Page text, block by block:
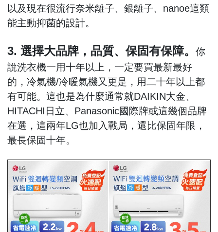
以及現在很流行奈米離子、銀離子、nanoe這類
能主動抑菌的設計。
3. 選擇大品牌，品質、保固有保障。
你
說洗衣機一用十年以上，一定要買最新最好
的，冷氣機/冷暖氣機又更是，用二十年以上都
有可能。這也是為什麼通常就DAIKIN大金、
HITACHI日立、Panasonic國際牌或這幾個品牌
在選，這兩年LG也加入戰局，還比保固年限，
最長保固十年。